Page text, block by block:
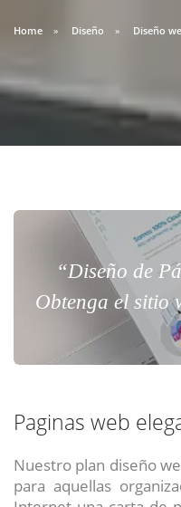
Home Diseño Diseño
“Diseño de
Obtenga el sitio
Paginas web
Nuestro plan diseño
para aquellas